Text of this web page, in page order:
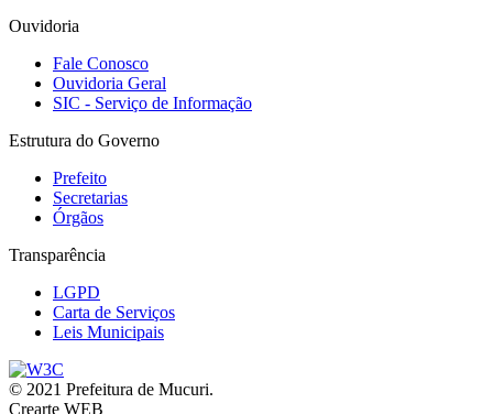
Ouvidoria
Fale Conosco
Ouvidoria Geral
SIC - Serviço de Informação
Estrutura do Governo
Prefeito
Secretarias
Órgãos
Transparência
LGPD
Carta de Serviços
Leis Municipais
© 2021 Prefeitura de Mucuri.
Crearte WEB